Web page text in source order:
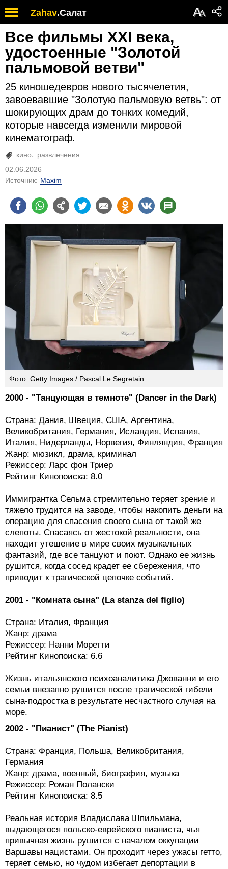
Zahav.Салат АА
Все фильмы XXI века,
удостоенные "Золотой
пальмовой ветви"
25 киношедевров нового тысячелетия,
завоевавшие "Золотую пальмовую ветвь": от
шокирующих драм до тонких комедий,
которые навсегда изменили мировой
кинематограф.
кино
развлечения
02.06.2026
Источник: Maxim
Фото: Getty Images / Pascal Le Segretain
2000 - "Танцующая в темноте" (Dancer in the Dark)
Страна: Дания, Швеция, США, Аргентина,
Великобритания, Германия, Исландия, Испания,
Италия, Нидерланды, Норвегия, Финляндия, Франция
Жанр: мюзикл, драма, криминал
Режиссер: Ларс фон Триер
Рейтинг Кинопоиска: 8.0
Иммигрантка Сельма стремительно теряет зрение и
тяжело трудится на заводе, чтобы накопить деньги на
операцию для спасения своего сына от такой же
слепоты. Спасаясь от жестокой реальности, она
находит утешение в мире своих музыкальных
фантазий, где все танцуют и поют. Однако ее жизнь
рушится, когда сосед крадет ее сбережения, что
приводит к трагической цепочке событий.
2001 - "Комната сына" (La stanza del figlio)
Страна: Италия, Франция
Жанр: драма
Режиссер: Нанни Моретти
Рейтинг Кинопоиска: 6.6
Жизнь итальянского психоаналитика Джованни и его
семьи внезапно рушится после трагической гибели
сына-подростка в результате несчастного случая на
море.
2002 - "Пианист" (The Pianist)
Страна: Франция, Польша, Великобритания,
Германия
Жанр: драма, военный, биография, музыка
Режиссер: Роман Полански
Рейтинг Кинопоиска: 8.5
Реальная история Владислава Шпильмана,
выдающегося польско-еврейского пианиста, чья
привычная жизнь рушится с началом оккупации
Варшавы нацистами. Он проходит через ужасы гетто,
теряет семью, но чудом избегает депортации в